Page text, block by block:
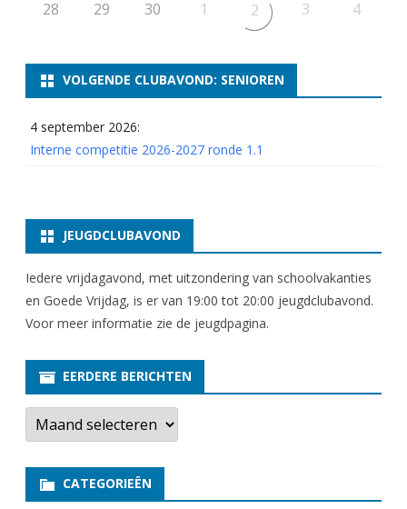
28 29 30 1 2 3 4
VOLGENDE CLUBAVOND: SENIOREN
4 september 2026:
Interne competitie 2026-2027 ronde 1.1
JEUGDCLUBAVOND
Iedere vrijdagavond, met uitzondering van schoolvakanties
en Goede Vrijdag, is er van 19:00 tot 20:00 jeugdclubavond.
Voor meer informatie zie de jeugdpagina.
EERDERE BERICHTEN
E
r
e
e
CATEGORIEËN